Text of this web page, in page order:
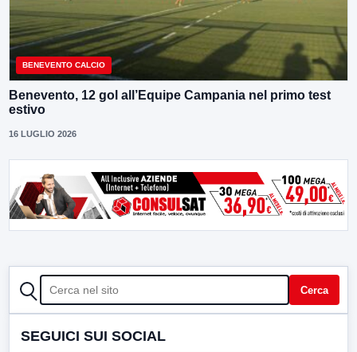
BENEVENTO CALCIO
Benevento, 12 gol all’Equipe Campania nel primo test
estivo
16 LUGLIO 2026
CERCA Cerca
SEGUICI SUI SOCIAL